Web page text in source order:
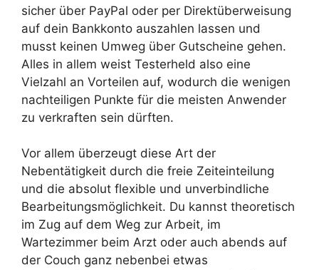
sicher über PayPal oder per Direktüberweisung
auf dein Bankkonto auszahlen lassen und
musst keinen Umweg über Gutscheine gehen.
Alles in allem weist Testerheld also eine
Vielzahl an Vorteilen auf, wodurch die wenigen
nachteiligen Punkte für die meisten Anwender
zu verkraften sein dürften.
Vor allem überzeugt diese Art der
Nebentätigkeit durch die freie Zeiteinteilung
und die absolut flexible und unverbindliche
Bearbeitungsmöglichkeit. Du kannst theoretisch
im Zug auf dem Weg zur Arbeit, im
Wartezimmer beim Arzt oder auch abends auf
der Couch ganz nebenbei etwas